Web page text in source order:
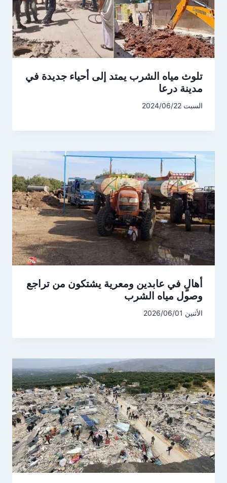
تلوث مياه الشرب يمتد إلى أحياء جديدة في
مدينة درعا
السبت 2024/06/22
أهالٍ في عابدين ومعرية يشتكون من تراجع
وصول مياه الشرب
الأثنين 2026/06/01